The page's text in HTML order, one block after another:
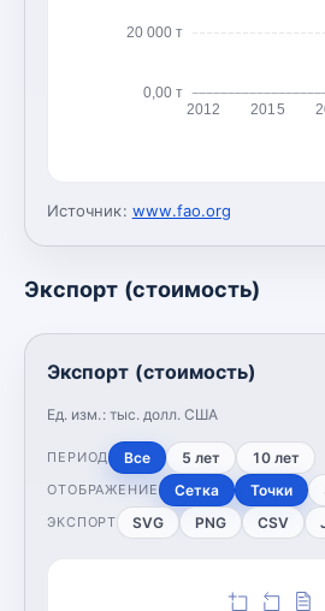
0,00 т
20 000 т
2012 2015
Источник: www.fao.org
Экспорт (стоимость)
Экспорт (стоимость)
Ед. изм.: тыс. долл. США
ПЕРИОД Все 5 лет 10 лет
ОТОБРАЖЕНИЕ Сетка Точки
ЭКСПОРТ SVG PNG CSV